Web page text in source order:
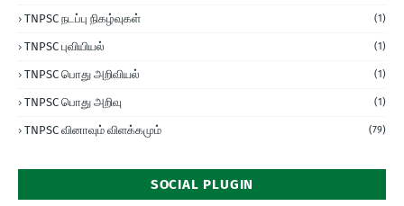
TNPSC நடப்பு நிகழ்வுகள் (1)
TNPSC புவியியல் (1)
TNPSC பொது அறிவியல் (1)
TNPSC பொது அறிவு (1)
TNPSC வினாவும் விளக்கமும் (79)
SOCIAL PLUGIN